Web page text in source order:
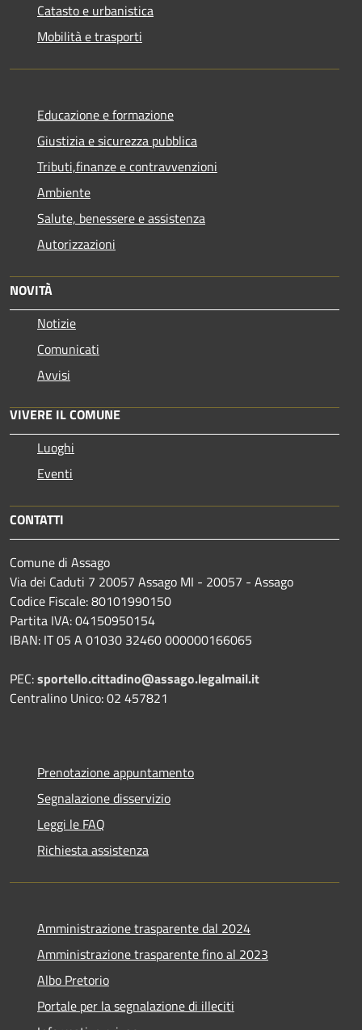
Catasto e urbanistica
Mobilità e trasporti
Educazione e formazione
Giustizia e sicurezza pubblica
Tributi,finanze e contravvenzioni
Ambiente
Salute, benessere e assistenza
Autorizzazioni
NOVITÀ
Notizie
Comunicati
Avvisi
VIVERE IL COMUNE
Luoghi
Eventi
CONTATTI
Comune di Assago
Via dei Caduti 7 20057 Assago MI - 20057 - Assago
Codice Fiscale: 80101990150
Partita IVA: 04150950154
IBAN: IT 05 A 01030 32460 000000166065
PEC:sportello.cittadino@assago.legalmail.it
Centralino Unico: 02 457821
Prenotazione appuntamento
Segnalazione disservizio
Leggi le FAQ
Richiesta assistenza
Amministrazione trasparente dal 2024
Amministrazione trasparente fino al 2023
Albo Pretorio
Portale per la segnalazione di illeciti